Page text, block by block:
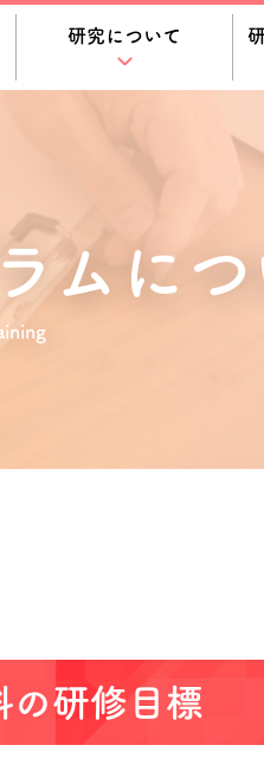
研究について
ムにつ
の研修目標